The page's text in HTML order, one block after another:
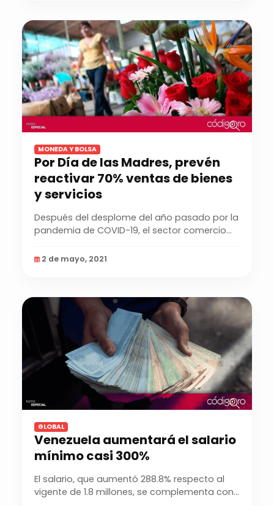
MONEDA Y BOLSA
Por Día de las Madres, prevén
reactivar 70% ventas de bienes
y servicios
Después del desplome del año pasado por la
pandemia de COVID-19, el sector comercio
2 de mayo, 2021
GLOBAL
Venezuela aumentará el salario
mínimo casi 300%
El salario, que aumentó 288.8% respecto al
vigente de 1.8 millones, se complementa con